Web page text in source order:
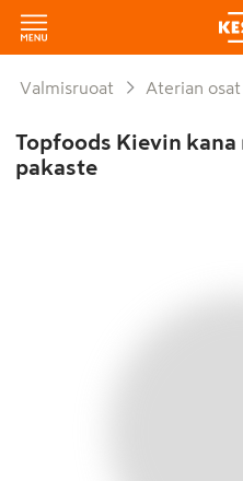
Valmisruoat Aterian osat
Topfoods Kievin
pakaste